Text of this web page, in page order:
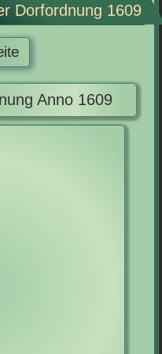
Dorfordnung 1609
Anno 1609